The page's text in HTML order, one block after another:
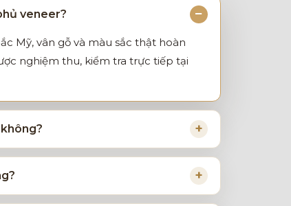
veneer?
Mỹ, vân gỗ và màu sắc thật hoàn
nghiệm thu, kiểm tra trực tiếp tại